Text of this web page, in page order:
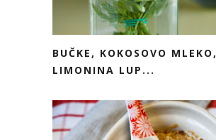
BUČKE, KOKOSOVO MLEKO,
LIMONINA LUP...